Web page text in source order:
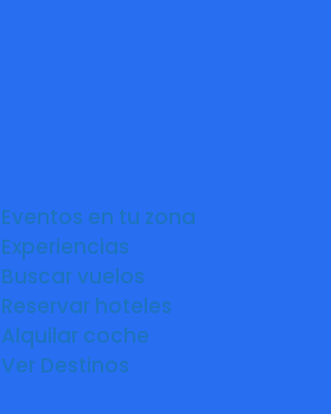
Eventos en tu zona
Experiencias
Buscar vuelos
Reservar hoteles
Alquilar coche
Ver Destinos